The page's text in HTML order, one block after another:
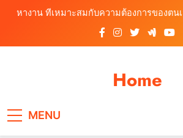
หางาน ที่เหมาะสมกับความต้องการของตน
หางานสมุทรปราการ ต้องเตรียมตัวอย่างไรก่
สมัครงาน
หางานออนไลน์ ช่องทางเพิ่มโอกาสพัฒนาแล
หางาน ที่เหมาะสมกับความต้องการของตนเอ
Home
MENU